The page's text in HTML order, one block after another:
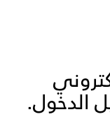
الدخول.